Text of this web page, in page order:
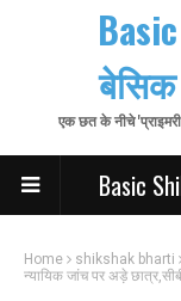
बेसिक
एक छत के नीचे
Basic
Home shikshak bharti
न्यायिक जांच पर अड़े